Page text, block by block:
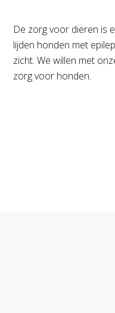
De zorg voor dieren is
lijden honden met
zicht. We willen met
zorg voor honden.